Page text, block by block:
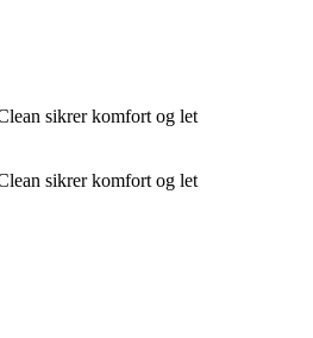
sikrer komfort og let
sikrer komfort og let